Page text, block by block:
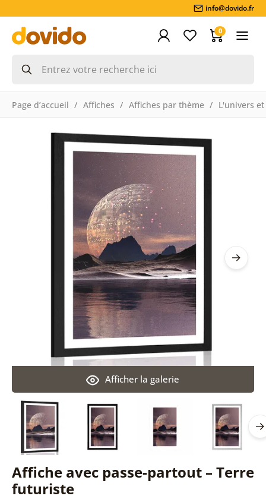
info@dovido.fr
0
Page d’accueil Affiches Affiches par thème L'univers
Affiche avec passe-partout – Terre
futuriste
Afficher la galerie